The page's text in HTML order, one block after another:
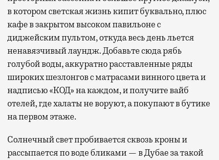
в котором светская жизнь кипит буквально, плюс
кафе в закрытом высоком павильоне с
диджейским пультом, откуда весь день льется
ненавязчивый лаундж. Добавьте сюда рябь
голубой воды, аккуратно расставленные ряды
широких шезлонгов с матрасами винного цвета и
надписью «КОД» на каждом, и получите вайб
отелей, где халаты не воруют, а покупают в бутике
на первом этаже.
Солнечный свет пробивается сквозь кроны и
рассыпается по воде бликами — в Дубае за такой